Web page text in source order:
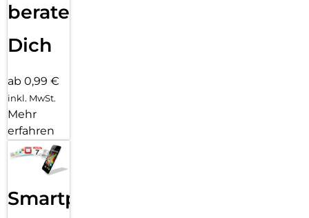
beraten
Dich
ab 0,99 €
inkl. MwSt.
Mehr
erfahren
Smartphone